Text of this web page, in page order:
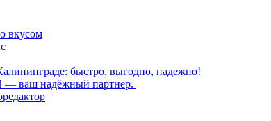
вкусом
быстро, выгодно, надежно!
ваш надёжный партнёр.